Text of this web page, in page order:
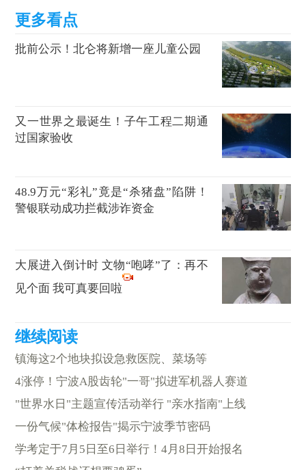
批前公示！北仑将新增一座儿童公园
又一世界之最诞生！子午工程二期通
过国家验收
48.9万元“彩礼”竟是“杀猪盘”陷阱！
警银联动成功拦截涉诈资金
大展进入倒计时 文物“咆哮”了：再不
见个面 我可真要回啦
镇海这2个地块拟设急救医院、菜场等
4涨停！宁波A股齿轮"一哥"拟进军机器人赛道
"世界水日"主题宣传活动举行 "亲水指南"上线
一份气候"体检报告"揭示宁波季节密码
学考定于7月5日至6日举行！4月8日开始报名